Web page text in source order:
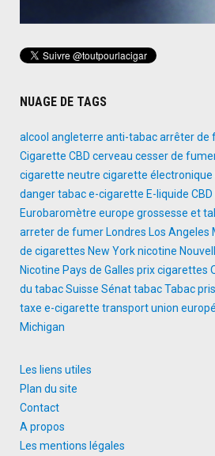
NUAGE DE TAGS
alcool angleterre anti-tabacarrêter de
Cigarette CBD cerveau cesser de
cigarette neutre cigarette électronique
danger tabace-cigarette E-liquide CBD
Eurobaromètre europe grossesse et
arreter de fumer Londres Los Angeles
de cigarettes New Yorknicotine
Nicotine Pays de Galles prix cigarettes
du tabacSuisse SénattabacTabac
taxe e-cigarette transportunion
Michigan
Les liens utiles
Plan du site
Contact
A propos
Les mentions légales